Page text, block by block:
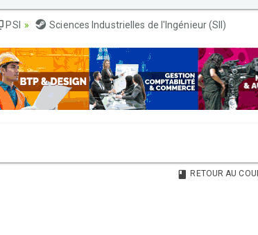
PSI Sciences Industrielles de l'Ingénieur (SII)
RETOUR AU